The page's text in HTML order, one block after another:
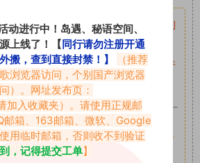
享，如有侵犯你的权益请私信留言
收到
会第一时间进行审核后删除。
习或测试研究使用，未经原版权作者许
商业途径！请在下载24小时内删除！
获取的素材，建议升级对应的VIP。
档服务“均有备份”，素材以主流网盘分
享。
进行中！岛遇、秘语空间、
上线了！【同行请勿注册开通
搬，查到直接封禁！】
（推荐
浏览器访问，个别国产浏览器
）。网址发布页：
请加入收藏夹）。请使用正规邮
邮箱、163邮箱、微软、Google
用临时邮箱，否则收不到验证
，记得提交工单】